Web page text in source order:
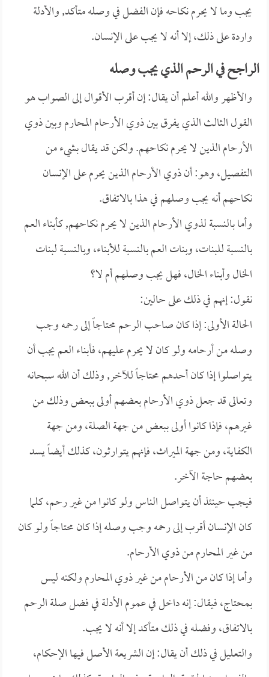
يجب وما لا يحرم نكاحه فإن الفضل في وصله متأكد, والأدلة
واردة على ذلك، إلا أنه لا يجب على الإنسان.
الراجح في الرحم الذي يجب وصله
والأظهر والله أعلم أن يقال: إن أقرب الأقوال إلى الصواب هو
القول الثالث الذي يفرق بين ذوي الأرحام المحارم وبين ذوي
الأرحام الذين لا يحرم نكاحهم. ولكن قد يقال بشيء من
التفصيل، وهو: أن ذوي الأرحام الذين يحرم على الإنسان
نكاحهم أنه يجب وصلهم في هذا بالاتفاق.
وأما بالنسبة لذوي الأرحام الذين لا يحرم نكاحهم, كأبناء العم
بالنسبة للبنات، وبنات العم بالنسبة للأبناء، وبالنسبة لبنات
الخال وأبناء الخال، فهل يجب وصلهم أم لا؟
نقول: إنهم في ذلك على حالين:
الحالة الأولى: إذا كان صاحب الرحم محتاجاً إلى رحمه وجب
وصله من أرحامه ولو كان لا يحرم عليهم، فأبناء العم يجب أن
يتواصلوا إذا كان أحدهم محتاجاً للآخر, وذلك أن الله سبحانه
وتعالى قد جعل ذوي الأرحام بعضهم أولى ببعض وذلك من
غيرهم، فإذا كانوا أولى ببعض من جهة الصلة، ومن جهة
الكفاية، ومن جهة الميراث، فإنهم يتوارثون، كذلك أيضاً يسد
بعضهم حاجة الآخر.
فيجب حينئذ أن يتواصل الناس ولو كانوا من غير رحم، كلما
كان الإنسان أقرب إلى رحمه وجب وصله إذا كان محتاجاً ولو كان
من غير المحارم من ذوي الأرحام.
وأما إذا كان من الأرحام من غير ذوي المحارم ولكنه ليس
بمحتاج، فيقال: إنه داخل في عموم الأدلة في فضل صلة الرحم
بالاتفاق، وفضله في ذلك متأكد إلا أنه لا يجب.
والتعليل في ذلك أن يقال: إن الشريعة الأصل فيها الإحكام،